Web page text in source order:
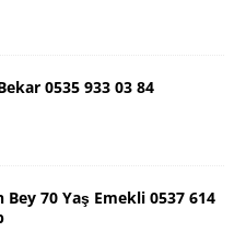
0535 933 03 84
Bey 70 Yaş Emekli 0537 614